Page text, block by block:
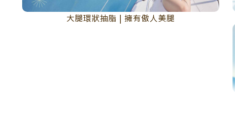
大腿環狀抽脂 | 擁有傲人美腿